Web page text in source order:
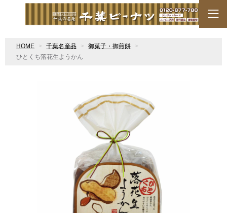
HOME 千葉名産品
御菓子・御煎餅
ひとくち落花生ようかん